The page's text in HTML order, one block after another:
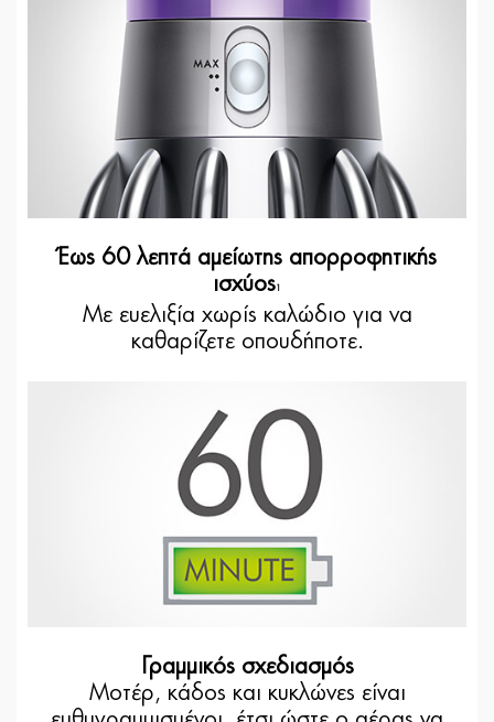
Έως 60 λεπτά αμείωτης απορροφητικής
ισχύος1
Με ευελιξία χωρίς καλώδιο για να
καθαρίζετε οπουδήποτε.
Γραμμικός σχεδιασμός
Μοτέρ, κάδος και κυκλώνες είναι